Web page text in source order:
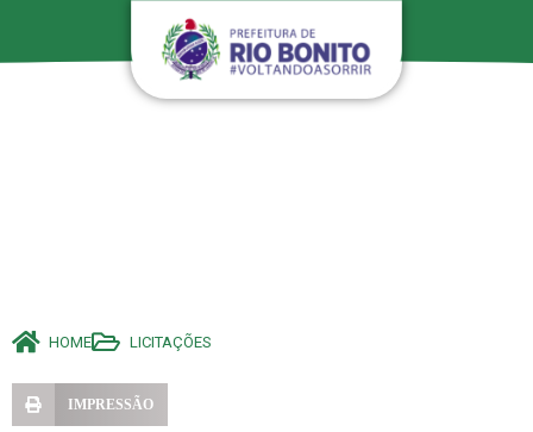
HOME LICITAÇÕES
IMPRESSÃO